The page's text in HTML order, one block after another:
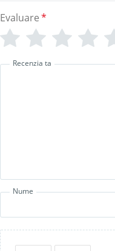
Evaluare*
Recenzia ta
Nume